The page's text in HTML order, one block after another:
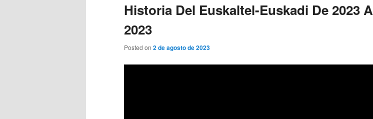
Historia Del Euskaltel-Euskadi De 2023 A
2023
Posted on 2 de agosto de 2023